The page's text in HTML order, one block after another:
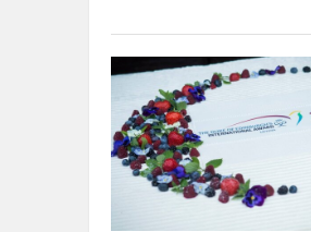
DofE
apdovanojimai
2021